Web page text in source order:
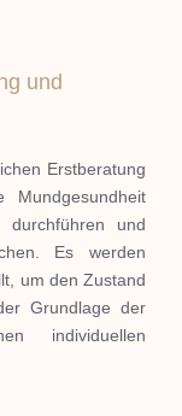
und
Erstberatung
durchführen und
Es werden
um den Zustand
Grundlage der
individuellen